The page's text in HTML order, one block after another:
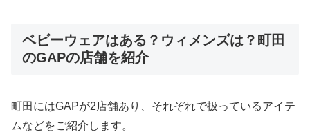
ベビーウェアはある？ウィメンズは？町田
のGAPの店舗を紹介
町田にはGAPが2店舗あり、それぞれで扱っているアイテ
ムなどをご紹介します。